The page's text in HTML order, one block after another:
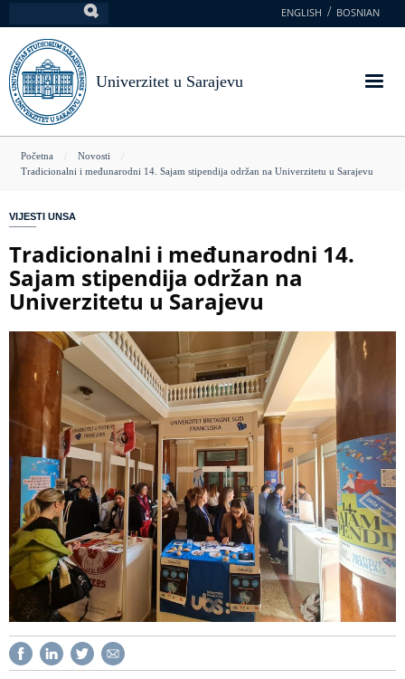
na
glavni
sadržaj
ENGLISH BOSNIAN
Univerzitet u Sarajevu
You
here
Početna
Novosti
Tradicionalni i međunarodni 14. Sajam stipendija održan na Univerzitetu u Sarajevu
VIJESTI UNSA
Tradicionalni i međunarodni 14.
Sajam stipendija održan na
Univerzitetu u Sarajevu